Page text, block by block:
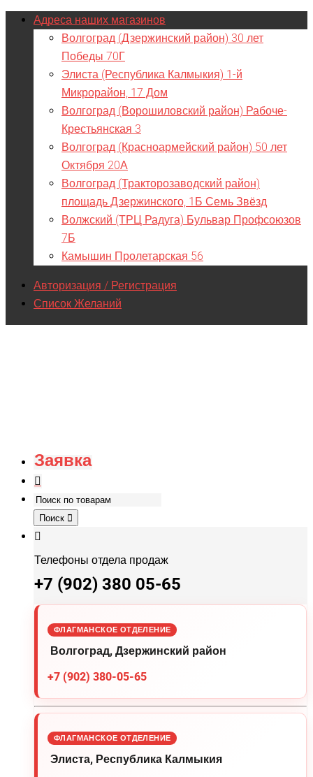
Адреса наших магазинов
Волгоград (Дзержинский район) 30 лет
Победы 70Г
Элиста (Республика Калмыкия) 1-й
Микрорайон, 17 Дом
Волгоград (Ворошиловский район) Рабоче-
Крестьянская 3
Волгоград (Красноармейский район) 50 лет
Октября 20А
Волгоград (Тракторозаводский район)
площадь Дзержинского, 1Б Семь Звёзд
Волжский (ТРЦ Радуга) Бульвар Профсоюзов
7Б
Камышин Пролетарская 56
Авторизация / Регистрация
Список Желаний
Заявка
Поиск
Телефоны отдела продаж
+7 (902) 380 05-65
ФЛАГМАНСКОЕ ОТДЕЛЕНИЕ
Волгоград, Дзержинский район
+7 (902) 380-05-65
ФЛАГМАНСКОЕ ОТДЕЛЕНИЕ
Элиста, Республика Калмыкия